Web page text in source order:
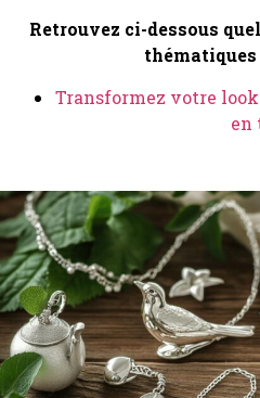
Retrouvez ci-dessous
thématiques
Transformez votre
en